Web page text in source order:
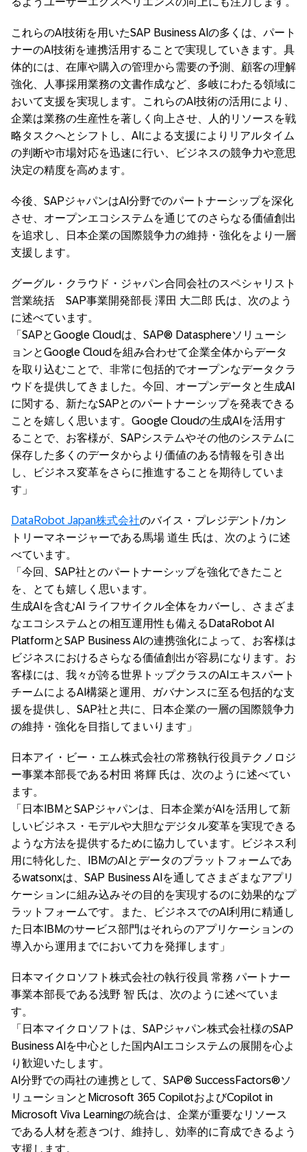
これらのAI技術を用いたSAP Business AIの多くは、パート
ナーのAI技術を連携活用することで実現していきます。具
体的には、在庫や購入の管理から需要の予測、顧客の理解
強化、人事採用業務の文書作成など、多岐にわたる領域に
おいて支援を実現します。これらのAI技術の活用により、
企業は業務の生産性を著しく向上させ、人的リソースを戦
略タスクへとシフトし、AIによる支援によりリアルタイム
の判断や市場対応を迅速に行い、ビジネスの競争力や意思
決定の精度を高めます。
今後、SAPジャパンはAI分野でのパートナーシップを深化
させ、オープンエコシステムを通じてのさらなる価値創出
を追求し、日本企業の国際競争力の維持・強化をより一層
支援します。
グーグル・クラウド・ジャパン合同会社のスペシャリスト
営業統括 SAP事業開発部長 澤田 大二郎 氏は、次のよう
に述べています。
「SAPとGoogle Cloudは、SAP® Datasphereソリューシ
ョンとGoogle Cloudを組み合わせて企業全体からデータ
を取り込むことで、非常に包括的でオープンなデータクラ
ウドを提供してきました。今回、オープンデータと生成AI
に関する、新たなSAPとのパートナーシップを発表できる
ことを嬉しく思います。Google Cloudの生成AIを活用す
ることで、お客様が、SAPシステムやその他のシステムに
保存した多くのデータからより価値のある情報を引き出
し、ビジネス変革をさらに推進することを期待していま
す」
DataRobot Japan株式会社のバイス・プレジデント/カン
トリーマネージャーである馬場 道生 氏は、次のように述
べています。
「今回、SAP社とのパートナーシップを強化できたこと
を、とても嬉しく思います。
生成AIを含むAI ライフサイクル全体をカバーし、さまざま
なエコシステムとの相互運用性も備えるDataRobot AI
PlatformとSAP Business AIの連携強化によって、お客様は
ビジネスにおけるさらなる価値創出が容易になります。お
客様には、我々が誇る世界トップクラスのAIエキスパート
チームによるAI構築と運用、ガバナンスに至る包括的な支
援を提供し、SAP社と共に、日本企業の一層の国際競争力
の維持・強化を目指してまいります」
日本アイ・ビー・エム株式会社の常務執行役員テクノロジ
ー事業本部長である村田 将輝 氏は、次のように述べてい
ます。
「日本IBMとSAPジャパンは、日本企業がAIを活用して新
しいビジネス・モデルや大胆なデジタル変革を実現できる
ような方法を提供するために協力しています。ビジネス利
用に特化した、IBMのAIとデータのプラットフォームであ
るwatsonxは、SAP Business AIを通してさまざまなアプリ
ケーションに組み込みその目的を実現するのに効果的なプ
ラットフォームです。また、ビジネスでのAI利用に精通し
た日本IBMのサービス部門はそれらのアプリケーションの
導入から運用までにおいて力を発揮します」
日本マイクロソフト株式会社の執行役員 常務 パートナー
事業本部長である浅野 智 氏は、次のように述べていま
す。
「日本マイクロソフトは、SAPジャパン株式会社様のSAP
Business AIを中心とした国内AIエコシステムの展開を心よ
り歓迎いたします。
AI分野での両社の連携として、SAP® SuccessFactors®ソ
リューションとMicrosoft 365 CopilotおよびCopilot in
Microsoft Viva Learningの統合は、企業が重要なリソース
である人材を惹きつけ、維持し、効率的に育成できるよう
支援します。